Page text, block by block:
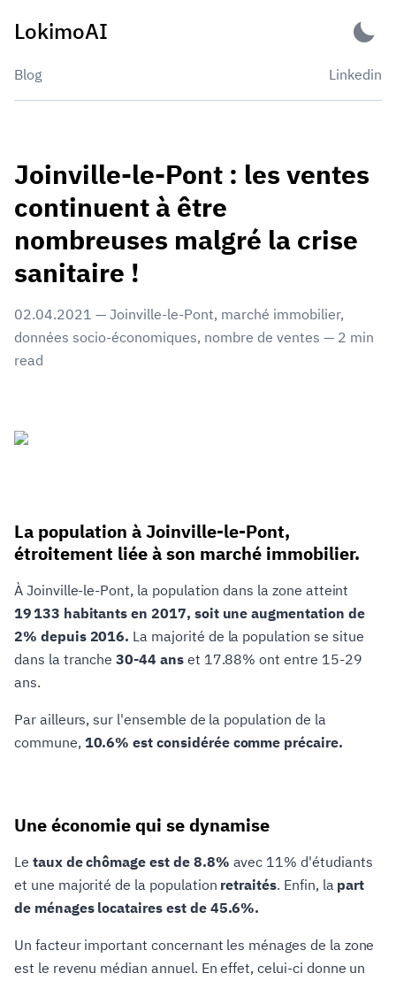
LokimoAI
Blog Linkedin
Joinville-le-Pont : les ventes
continuent à être
nombreuses malgré la crise
sanitaire !
02.04.2021 — Joinville-le-Pont, marché immobilier,
données socio-économiques, nombre de ventes — 2 min
read
La population à Joinville-le-Pont,
étroitement liée à son marché immobilier.
À Joinville-le-Pont, la population dans la zone atteint
19 133 habitants en 2017, soit une augmentation de
2% depuis 2016. La majorité de la population se situe
dans la tranche30-44 anset 17.88% ont entre 15-29
ans.
Par ailleurs, sur l'ensemble de la population de la
commune, 10.6% est considérée comme précaire.
Une économie qui se dynamise
Le taux de chômage est de 8.8% avec 11% d'étudiants
et une majorité de la population retraités. Enfin, la part
de ménages locataires est de 45.6%.
Un facteur important concernant les ménages de la zone
est le revenu médian annuel. En effet, celui-ci donne un